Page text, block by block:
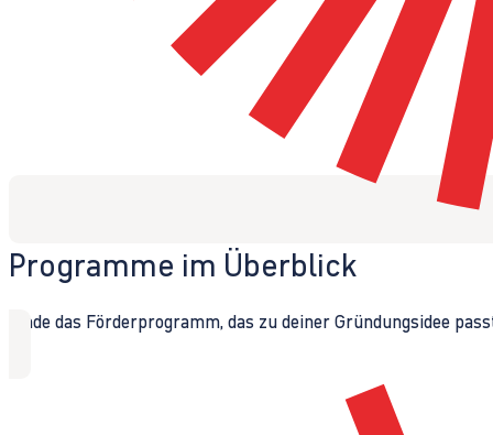
Programme im Überblick
Finde das Förderprogramm, das zu deiner Gründungsidee